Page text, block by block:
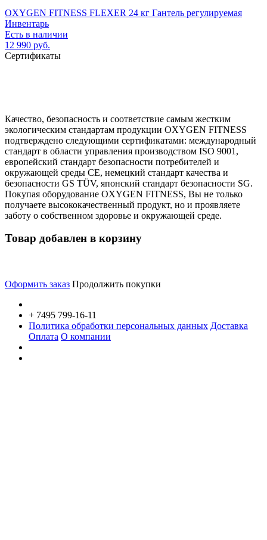
OXYGEN FITNESS FLEXER 24 кг Гантель регулируемая
Инвентарь
Есть в наличии
12 990 руб.
Сертификаты
Качество, безопасность и соответствие самым жестким
экологическим стандартам продукции OXYGEN FITNESS
подтверждено следующими сертификатами: международный
стандарт в области управления производством ISO 9001,
европейский стандарт безопасности потребителей и
окружающей среды CE, немецкий стандарт качества и
безопасности GS TÜV, японский стандарт безопасности SG.
Покупая оборудование OXYGEN FITNESS, Вы не только
получаете высококачественный продукт, но и проявляете
заботу о собственном здоровье и окружающей среде.
Товар добавлен в корзину
Оформить заказ Продолжить покупки
+ 7495 799-16-11
Политика обработки персональных данных Доставка
Оплата О компании